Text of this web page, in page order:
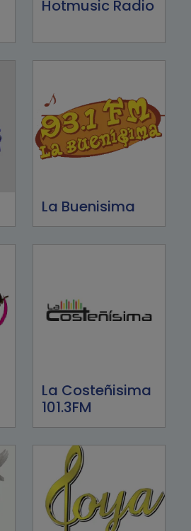
Hotmusic Radio
La Buenisima
La Costeñisima
101.3FM